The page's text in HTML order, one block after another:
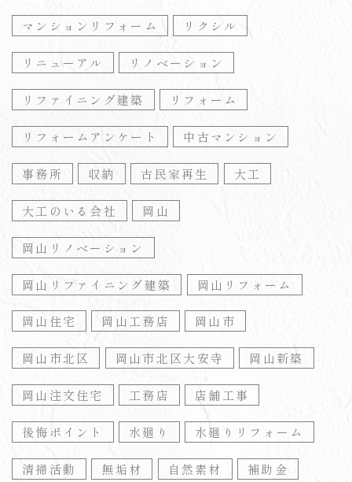
マンションリフォーム リクシル
リニューアル リノベーション
リファイニング建築 リフォーム
リフォームアンケート 中古マンション
事務所 収納 古民家再生 大工
大工のいる会社 岡山
岡山リノベーション
岡山リファイニング建築 岡山リフォーム
岡山住宅 岡山工務店 岡山市
岡山市北区 岡山市北区大安寺 岡山新築
岡山注文住宅 工務店 店舗工事
後悔ポイント 水廻り 水廻りリフォーム
清掃活動 無垢材 自然素材 補助金